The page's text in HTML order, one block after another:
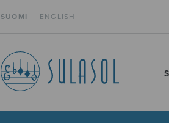
SUOMI ENGLISH